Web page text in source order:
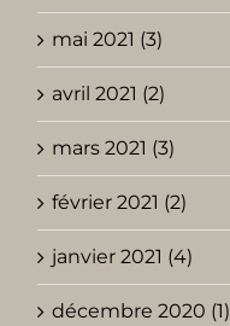
mai 2021 (3)
avril 2021 (2)
mars 2021 (3)
février 2021 (2)
janvier 2021 (4)
décembre 2020 (1)